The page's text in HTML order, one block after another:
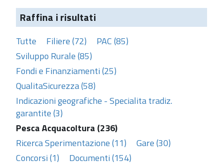
Raffina i risultati
Tutte Filiere (72)
PAC (85)
Sviluppo Rurale (85)
Fondi e Finanziamenti (25)
QualitaSicurezza (58)
Indicazioni geografiche - Specialita tradiz.
garantite (3)
Pesca Acquacoltura (236)
Ricerca Sperimentazione (11)
Gare (30)
Concorsi (1)
Documenti (154)